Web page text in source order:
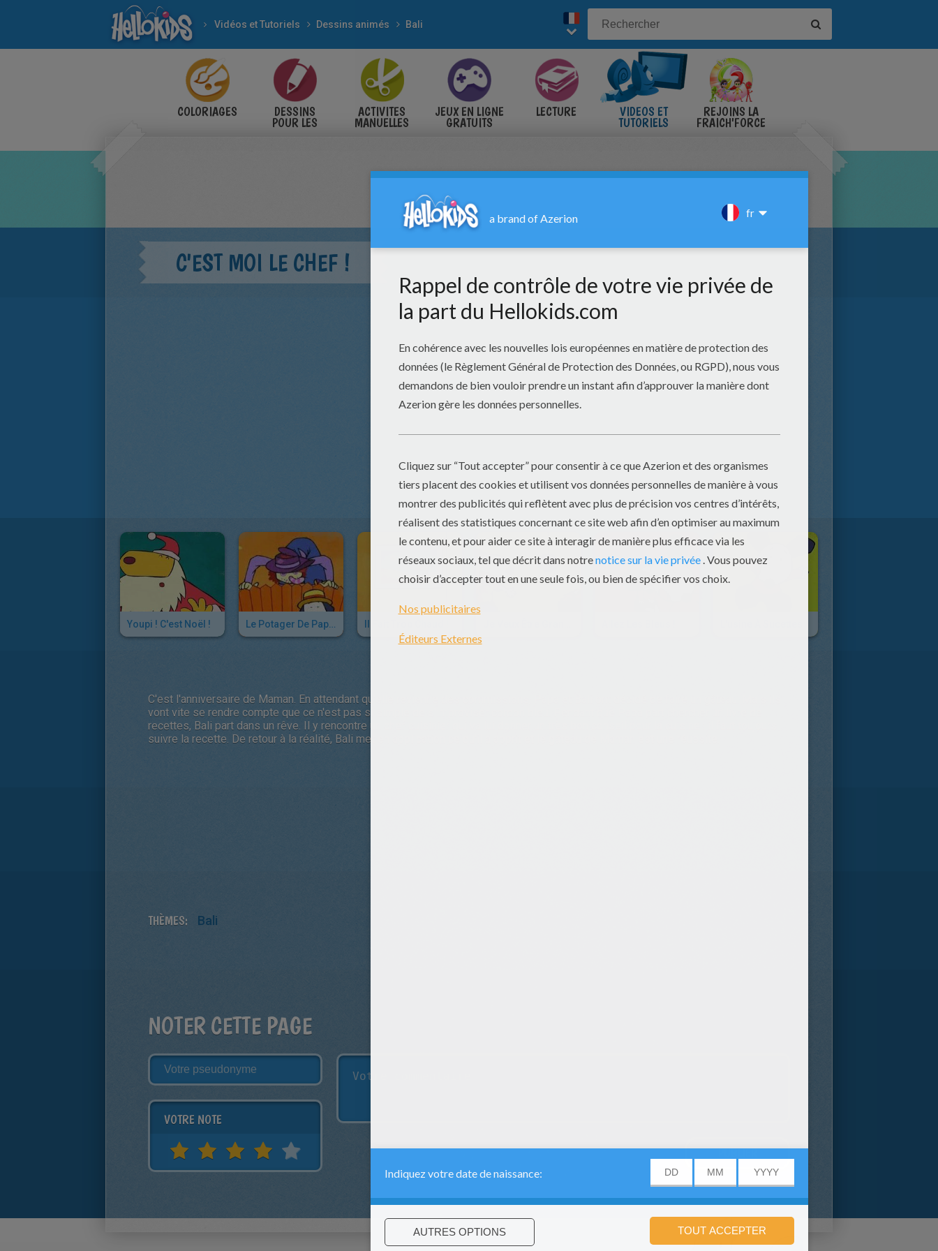
Vidéos et Tutoriels Dessins animés Bali
COLORIAGES DESSINS
POUR LES
ACTIVITES
MANUELLES
JEUX EN LIGNE
GRATUITS
LECTURE VIDÉOS ET
TUTORIELS
REJOINS LA
FRAICH'FORCE
C'EST MOI LE CHEF !
Youpi ! C'est Noël !
C'est l'anniversaire de Maman. En attendant qu'elle revienne des commissions, Papa et Bali ont décidé de faire un gâteau. Mais ils
vont vite se rendre compte que ce n'est pas si simple de s'improviser cordon bleu. Pendant que Papa part chercher un livre de
recettes, Bali part dans un rêve. Il y rencontre un chef cuisinier qui va lui donner un très bon conseil pour la cuisine : il faut toujours
suivre la recette. De retour à la réalité, Bali met en application ce qu'il a apprit et le gâteau de Maman est une réussite.
THÈMES: Bali
NOTER CETTE PAGE
VOTRE NOTE